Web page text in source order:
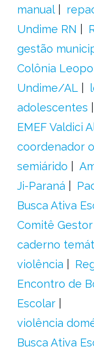
manual
Undime RN
gestão
Colônia
Undime/AL
adolescentes
EMEF Valdici
coordenador
semiárido
Ji-Paraná
Busca Ativa
Comitê Gestor
caderno
violência
Encontro de
Escolar
violência
Busca Ativa